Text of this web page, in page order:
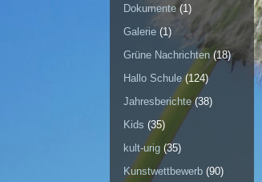
Dokumente (1)
Galerie (1)
Grüne Nachrichten (18)
Hallo Schule (124)
Jahresberichte (38)
Kids (35)
kult-urig (35)
Kunstwettbewerb (90)